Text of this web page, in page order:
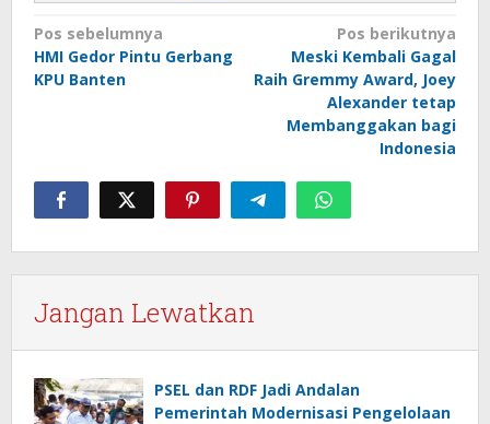
Navigasi
pos
Pos sebelumnya
HMI Gedor Pintu Gerbang
KPU Banten
Pos berikutnya
Meski Kembali Gagal
Raih Gremmy Award, Joey
Alexander tetap
Membanggakan bagi
Indonesia
Jangan Lewatkan
PSEL dan RDF Jadi Andalan
Pemerintah Modernisasi Pengelolaan